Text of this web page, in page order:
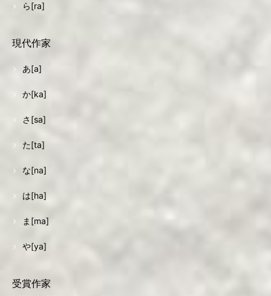
ら[ra]
現代作家
あ[a]
か[ka]
さ[sa]
た[ta]
な[na]
は[ha]
ま[ma]
や[ya]
受賞作家